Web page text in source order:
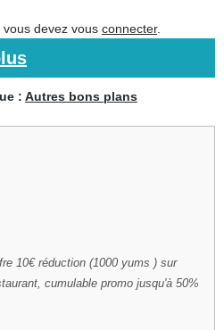
devez vous connecter.
: Autres bons plans
10€ réduction (1000 yums ) sur
cumulable promo jusqu'à 50%